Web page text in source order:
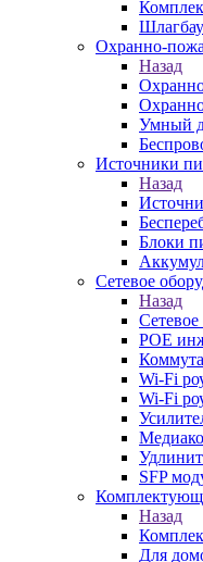
Охранно-
Назад
Умный
Источники
Назад
Блоки
Сетевое
Назад
POE
Wi-Fi
Wi-Fi
SFP
Назад
Для